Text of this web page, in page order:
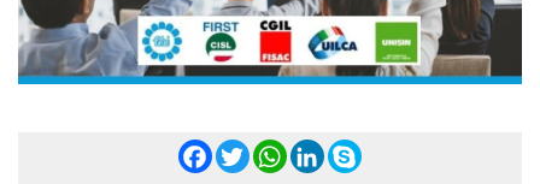
Facebook
Twitter
WhatsApp
LinkedIn
Skype